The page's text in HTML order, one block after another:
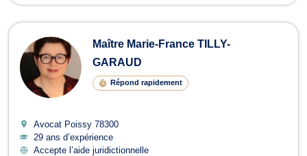
Maître Marie-France TILLY-
GARAUD
Répond rapidement
Avocat Poissy 78300
29 ans d’expérience
Accepte l’aide juridictionnelle